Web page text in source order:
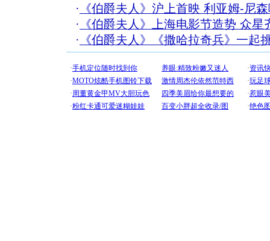
· 《伯爵夫人》沪上首映 利亚姆-尼
· 《伯爵夫人》上海电影节造势 众星
· 《伯爵夫人》《撒哈拉奇兵》一起